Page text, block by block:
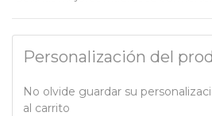
Personalización del
No olvide guardar su
al carrito